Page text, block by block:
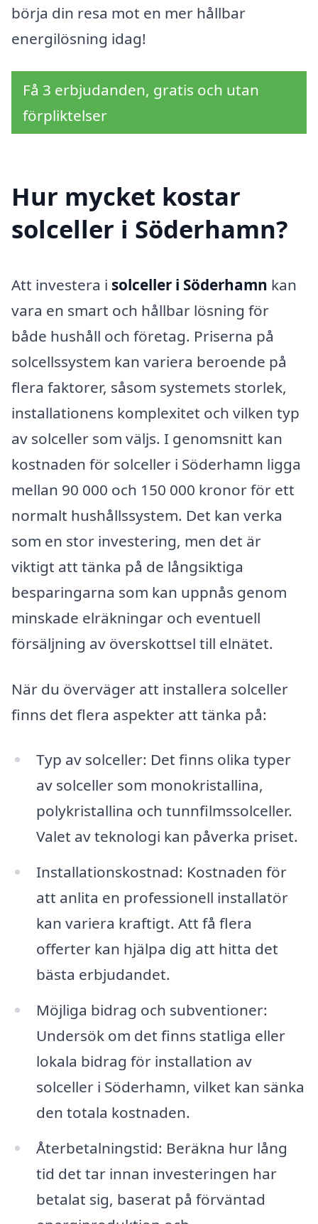
börja din resa mot en mer hållbar
energilösning idag!
Få 3 erbjudanden, gratis och utan
förpliktelser
Hur mycket kostar
solceller i Söderhamn?
Att investera i solceller i Söderhamn kan
vara en smart och hållbar lösning för
både hushåll och företag. Priserna på
solcellssystem kan variera beroende på
flera faktorer, såsom systemets storlek,
installationens komplexitet och vilken typ
av solceller som väljs. I genomsnitt kan
kostnaden för solceller i Söderhamn ligga
mellan 90 000 och 150 000 kronor för ett
normalt hushållssystem. Det kan verka
som en stor investering, men det är
viktigt att tänka på de långsiktiga
besparingarna som kan uppnås genom
minskade elräkningar och eventuell
försäljning av överskottsel till elnätet.
När du överväger att installera solceller
finns det flera aspekter att tänka på:
Typ av solceller: Det finns olika typer
av solceller som monokristallina,
polykristallina och tunnfilmssolceller.
Valet av teknologi kan påverka priset.
Installationskostnad: Kostnaden för
att anlita en professionell installatör
kan variera kraftigt. Att få flera
offerter kan hjälpa dig att hitta det
bästa erbjudandet.
Möjliga bidrag och subventioner:
Undersök om det finns statliga eller
lokala bidrag för installation av
solceller i Söderhamn, vilket kan sänka
den totala kostnaden.
Återbetalningstid: Beräkna hur lång
tid det tar innan investeringen har
betalat sig, baserat på förväntad